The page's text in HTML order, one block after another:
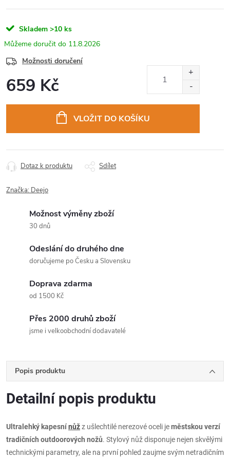
Skladem >10 ks
11.8.2026
Možnosti doručení
659 Kč
VLOŽIT DO KOŠÍKU
Dotaz k produktu Sdílet
Značka: Deejo
Možnost výměny zboží
30 dnů
Odeslání do druhého dne
doručujeme po Česku a Slovensku
Doprava zdarma
od 1500 Kč
Přes 2000 druhů zboží
jsme i velkoobchodní dodavatelé
Popis produktu
Detailní popis produktu
Ultralehký kapesnínůžz ušlechtilé nerezové oceli jeměstskou verzí
tradičních outdoorových nožů. Stylový nůž disponuje nejen skvělými
technickými parametry, ale na první pohled zaujme svým netradičním